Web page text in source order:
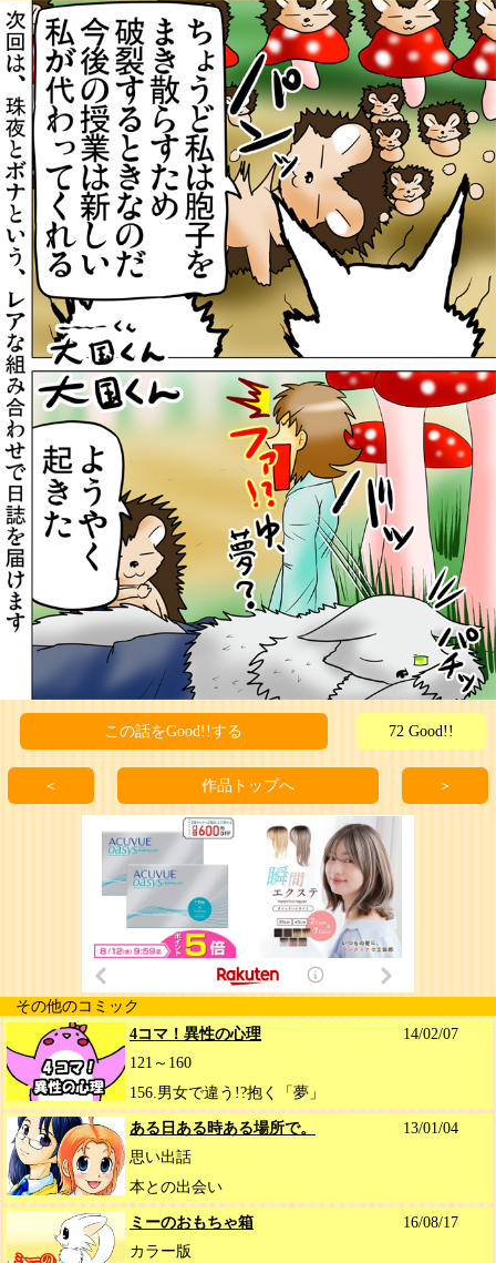
この話をGood!!する 72 Good!!
＜ 作品トップへ ＞
その他のコミック
4コマ！異性の心理
14/02/07
121～160
156.男女で違う!?抱く「夢」
ある日ある時ある場所で。
13/01/04
思い出話
本との出会い
ミーのおもちゃ箱
16/08/17
カラー版